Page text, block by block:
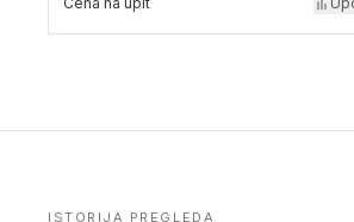
ISTORIJA PREGLEDA